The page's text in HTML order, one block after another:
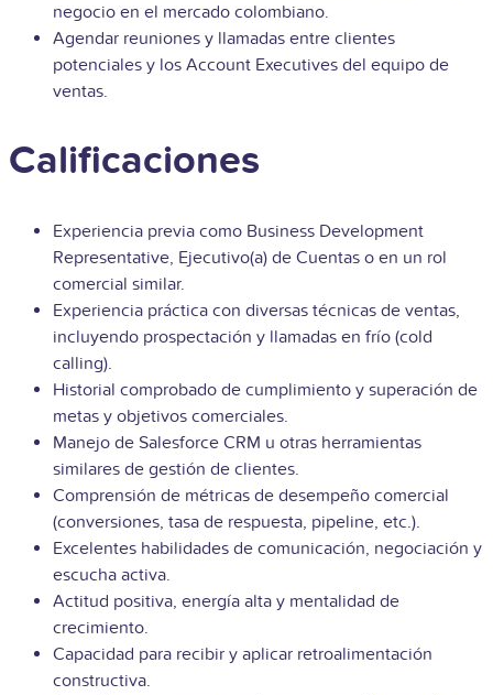
negocio en el mercado colombiano.
Agendar reuniones y llamadas entre clientes
potenciales y los Account Executives del equipo de
ventas.
Calificaciones
Experiencia previa como Business Development
Representative, Ejecutivo(a) de Cuentas o en un rol
comercial similar.
Experiencia práctica con diversas técnicas de ventas,
incluyendo prospectación y llamadas en frío (cold
calling).
Historial comprobado de cumplimiento y superación de
metas y objetivos comerciales.
Manejo de Salesforce CRM u otras herramientas
similares de gestión de clientes.
Comprensión de métricas de desempeño comercial
(conversiones, tasa de respuesta, pipeline, etc.).
Excelentes habilidades de comunicación, negociación y
escucha activa.
Actitud positiva, energía alta y mentalidad de
crecimiento.
Capacidad para recibir y aplicar retroalimentación
constructiva.